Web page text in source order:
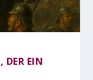
DER EIN